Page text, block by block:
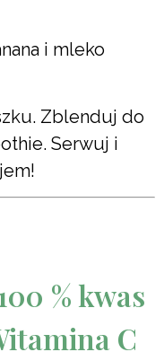
i mleko
Zblenduj do
Serwuj i
% kwas
C